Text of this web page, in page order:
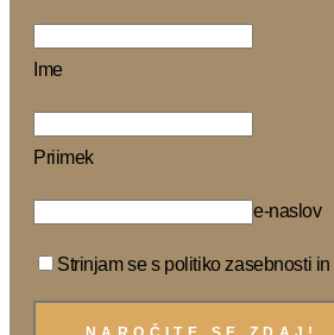
Ime
Priimek
e-naslov
Strinjam se s politiko zasebnosti